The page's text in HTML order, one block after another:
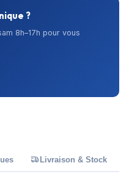
?
8h–17h pour vous
Livraison & Stock